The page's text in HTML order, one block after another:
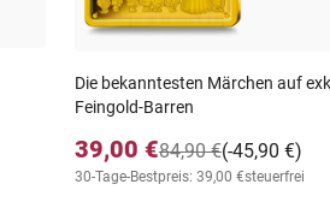
Die bekanntesten Märchen auf
Feingold-Barren
39,00 € (-45,90 €)
84,90 €
30-Tage-Bestpreis: 39,00 €steuerfrei